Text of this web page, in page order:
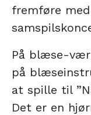
fremføre
På blæse-
på
at spille til
Det er en